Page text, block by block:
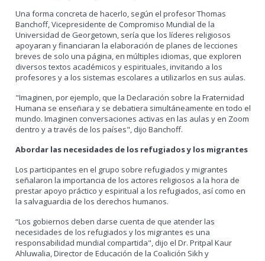
Una forma concreta de hacerlo, según el profesor Thomas
Banchoff, Vicepresidente de Compromiso Mundial de la
Universidad de Georgetown, sería que los líderes religiosos
apoyaran y financiaran la elaboración de planes de lecciones
breves de solo una página, en múltiples idiomas, que exploren
diversos textos académicos y espirituales, invitando a los
profesores y a los sistemas escolares a utilizarlos en sus aulas.
"Imaginen, por ejemplo, que la Declaración sobre la Fraternidad
Humana se enseñara y se debatiera simultáneamente en todo el
mundo. Imaginen conversaciones activas en las aulas y en Zoom
dentro y a través de los países", dijo Banchoff.
Abordar las necesidades de los refugiados y los migrantes
Los participantes en el grupo sobre refugiados y migrantes
señalaron la importancia de los actores religiosos a la hora de
prestar apoyo práctico y espiritual a los refugiados, así como en
la salvaguardia de los derechos humanos.
“Los gobiernos deben darse cuenta de que atender las
necesidades de los refugiados y los migrantes es una
responsabilidad mundial compartida", dijo el Dr. Pritpal Kaur
Ahluwalia, Director de Educación de la Coalición Sikh y